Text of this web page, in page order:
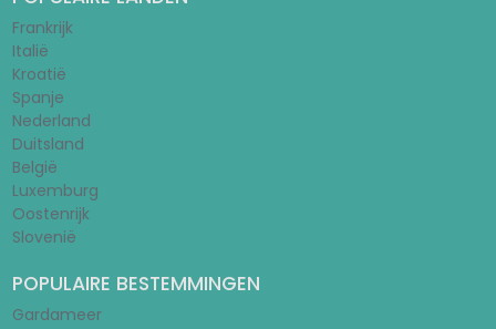
Frankrijk
Italië
Kroatië
Spanje
Nederland
Duitsland
België
Luxemburg
Oostenrijk
Slovenië
POPULAIRE BESTEMMINGEN
Gardameer